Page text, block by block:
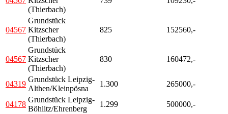
(Thierbach)
04567
Grundstück
Kitzscher
(Thierbach)
825 152560,-
04567
Grundstück
Kitzscher
(Thierbach)
830 160472,-
04319
Grundstück Leipzig-
Althen/Kleinpösna
1.300 265000,-
04178
Grundstück Leipzig-
Böhlitz/Ehrenberg
1.299 500000,-